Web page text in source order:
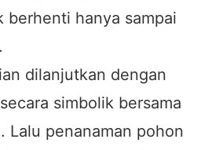
berhenti hanya sampai
dilanjutkan dengan
simbolik bersama
Lalu penanaman pohon